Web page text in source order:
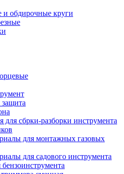
и обдирочные круги
для сбрки-разборки инструмента
для монтажных газовых
для садового инструмента